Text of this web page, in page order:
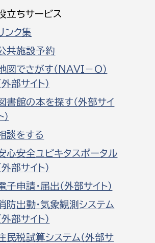
立ちサービス
ンク集
共施設予約
図でさがす（NAVI－O）
外部サイト）
書館の本を探す（外部サイ
）
談をする
心安全ユビキタスポータル
外部サイト）
子申請・届出（外部サイト）
防出動・気象観測システム
外部サイト）
民税試算システム（外部サ